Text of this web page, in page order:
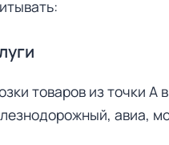
товаров из точки А
авиа,